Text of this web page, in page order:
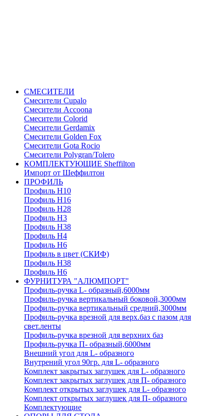
СМЕСИТЕЛИ
Cмесители Cupalo
Смесители Accoona
Смесители Colorid
Смесители Gerdamix
Смесители Golden Fox
Смесители Gota Rocio
Смесители Polygran/Tolero
КОМПЛЕКТУЮЩИЕ Sheffilton
Импорт от Шеффилтон
ПРОФИЛЬ
Профиль H10
Профиль H16
Профиль H28
Профиль H3
Профиль H38
Профиль H4
Профиль H6
Профиль в цвет (СКИФ)
Профиль H38
Профиль H6
ФУРНИТУРА "АЛЮМПОРТ"
Профиль-ручка L- образный,6000мм
Профиль-ручка вертикальный боковой,3000мм
Профиль-ручка вертикальный средний,3000мм
Профиль-ручка врезной для верх.баз с пазом для
свет.ленты
Профиль-ручка врезной для верхних баз
Профиль-ручка П- образный,6000мм
Внешний угол для L- образного
Внутрений угол 90гр. для L- образного
Комплект закрытых заглушек для L- образного
Комплект закрытых заглушек для П- образного
Комплект открытых заглушек для L- образного
Комплект открытых заглушек для П- образного
Комплектующие